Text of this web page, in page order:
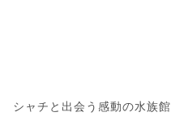
シャチと出会う感動の水族館